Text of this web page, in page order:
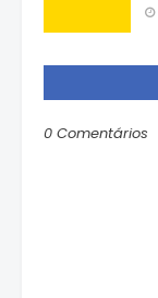
0 Comentários